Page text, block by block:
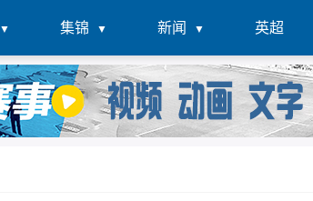
集锦 新闻 英超